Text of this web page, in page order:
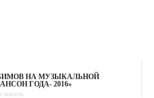
НА МУЗЫКАЛЬНОЙ
ГОДА- 2016»
новость